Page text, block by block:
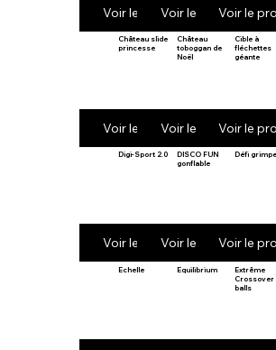
Voir le produitVoir le produit
Voir le
Château slide
princesse
Voir le produit
Château
toboggan de
Noël
Voir le produit
Cible à
fléchettes
géante
Voir le
Digi-Sport 2.0
Voir le produit
DISCO FUN
gonflable
Voir le produit
Défi grimpe
Voir le
Echelle Equilibrium
Extrême
Crossover
balls